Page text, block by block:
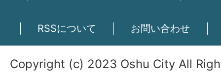
RSSについて お問い合わせ
Copyright (c) 2023 Oshu City All